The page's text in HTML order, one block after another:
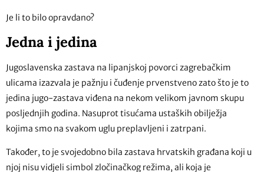
Je li to bilo opravdano?
Jedna i jedina
Jugoslavenska zastava na lipanjskoj povorci zagrebačkim
ulicama izazvala je pažnju i čuđenje prvenstveno zato što je to
jedina jugo-zastava viđena na nekom velikom javnom skupu
posljednjih godina. Nasuprot tisućama ustaških obilježja
kojima smo na svakom uglu preplavljeni i zatrpani.
Također, to je svojedobno bila zastava hrvatskih građana koji u
njoj nisu vidjeli simbol zločinačkog režima, ali koja je